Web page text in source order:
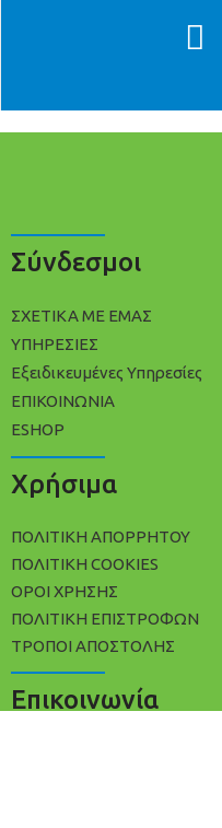
Σύνδεσμοι
ΣΧΕΤΙΚΑ ΜΕ ΕΜΑΣ
ΥΠΗΡΕΣΙΕΣ
Εξειδικευμένες Υπηρεσίες
ΕΠΙΚΟΙΝΩΝΙΑ
ESHOP
Χρήσιμα
ΠΟΛΙΤΙΚΉ ΑΠΟΡΡΉΤΟΥ
ΠΟΛΊΤΙΚΗ COOKIES
ΌΡΟΙ ΧΡΉΣΗΣ
ΠΟΛΙΤΙΚΉ ΕΠΙΣΤΡΟΦΏΝ
ΤΡΌΠΟΙ ΑΠΟΣΤΟΛΉΣ
Επικοινωνία